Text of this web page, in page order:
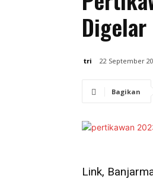
tri 22 September
Bagikan
Link,